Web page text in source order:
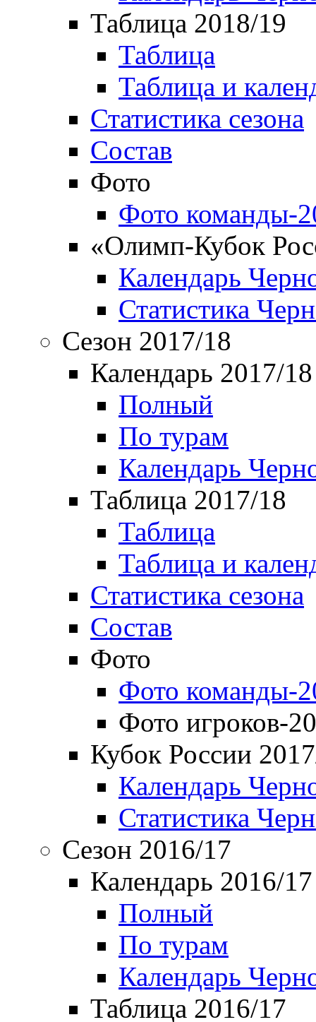
Таблица 2018/19
Таблица
Таблица и
Статистика сезона
Состав
Фото
Фото команды-
«Олимп-Кубок
Календарь
Статистика
Сезон 2017/18
Календарь 2017/18
Полный
По турам
Календарь
Таблица 2017/18
Таблица
Таблица и
Статистика сезона
Состав
Фото
Фото команды-
Фото игроков-
Кубок России
Календарь
Статистика
Сезон 2016/17
Календарь 2016/17
Полный
По турам
Календарь
Таблица 2016/17